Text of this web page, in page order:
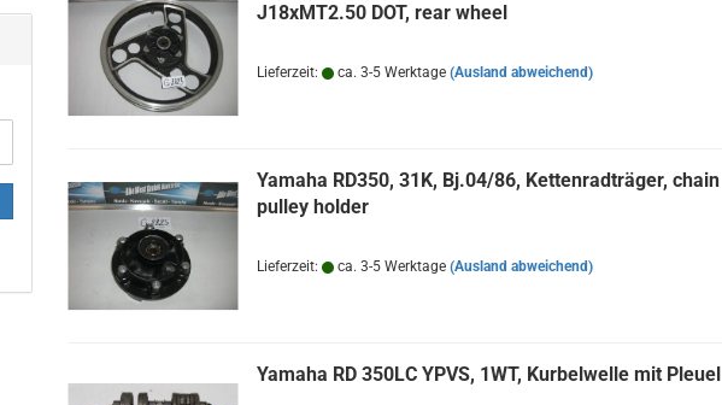
J18xMT2.50 DOT, rear wheel
Lieferzeit: ca. 3-5 Werktage (Ausland abweichend)
Yamaha RD350, 31K, Bj.04/86, Kettenradträger, chain
pulley holder
Lieferzeit: ca. 3-5 Werktage (Ausland abweichend)
Yamaha RD 350LC YPVS, 1WT, Kurbelwelle mit Pleuel